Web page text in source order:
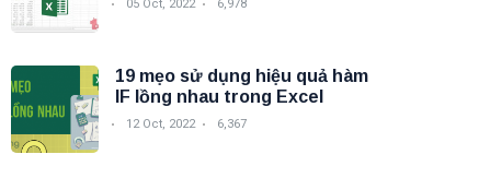
05 Oct, 2022 6,978
19 mẹo sử dụng hiệu quả hàm
IF lồng nhau trong Excel
12 Oct, 2022 6,367